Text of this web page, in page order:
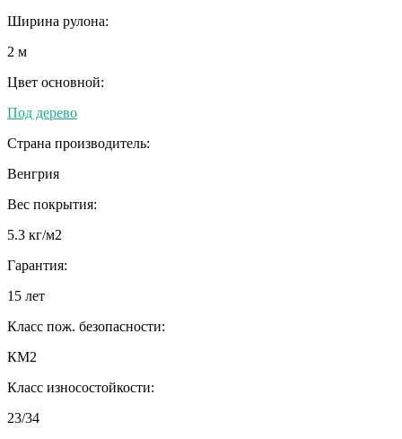
Ширина рулона:
2 м
Цвет основной:
Под дерево
Страна производитель:
Венгрия
Вес покрытия:
5.3 кг/м2
Гарантия:
15 лет
Класс пож. безопасности:
КМ2
Класс износостойкости:
23/34